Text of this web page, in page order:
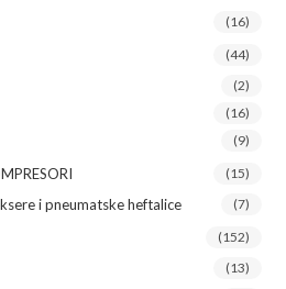
(16)
(44)
(2)
(16)
(9)
(15)
i pneumatske heftalice (7)
(152)
(13)